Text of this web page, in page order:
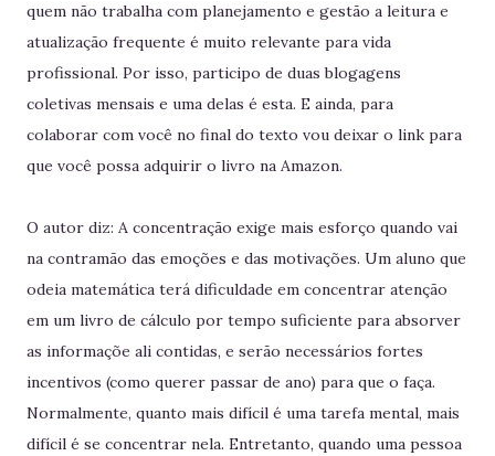
quem não trabalha com planejamento e gestão a leitura e
atualização frequente é muito relevante para vida
profissional. Por isso, participo de duas blogagens
coletivas mensais e uma delas é esta. E ainda, para
colaborar com você no final do texto vou deixar o link para
que você possa adquirir o livro na Amazon.
O autor diz: A concentração exige mais esforço quando vai
na contramão das emoções e das motivações. Um aluno que
odeia matemática terá dificuldade em concentrar atenção
em um livro de cálculo por tempo suficiente para absorver
as informaçõe ali contidas, e serão necessários fortes
incentivos (como querer passar de ano) para que o faça.
Normalmente, quanto mais difícil é uma tarefa mental, mais
difícil é se concentrar nela. Entretanto, quando uma pessoa